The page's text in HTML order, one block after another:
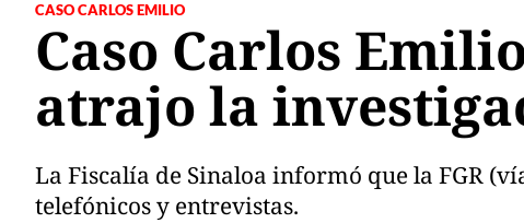
CASO CARLOS EMILIO
Caso Carlos
atrajo la
La Fiscalía de Sinaloa informó que la FGR
telefónicos y entrevistas.